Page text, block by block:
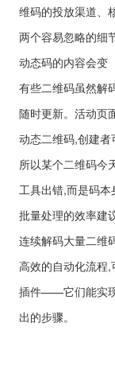
维码的投放渠道、
两个容易忽略的细
动态码的内容会变
有些二维码虽然解
随时更新。活动页
动态二维码,创建者
所以某个二维码今
工具出错,而是码本
批量处理的效率建
连续解码大量二维
高效的自动化流程
插件——它们能实
出的步骤。